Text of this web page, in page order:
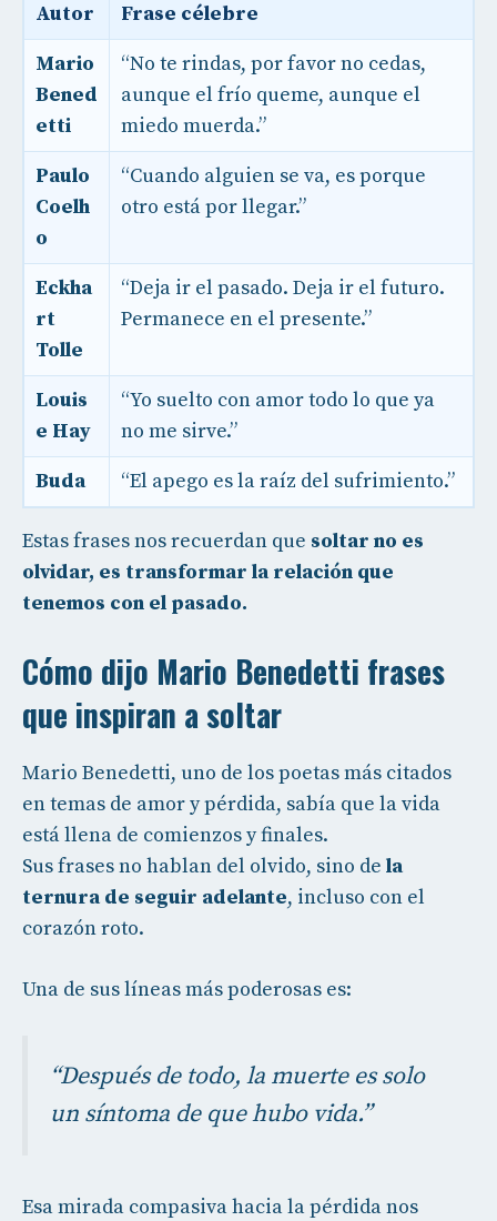
Autor
Frase célebre
Mario
Bened
etti
“No te rindas, por favor no cedas,
aunque el frío queme, aunque el
miedo muerda.”
Paulo
Coelh
o
“Cuando alguien se va, es porque
otro está por llegar.”
Eckha
rt
Tolle
“Deja ir el pasado. Deja ir el futuro.
Permanece en el presente.”
Louis
e Hay
“Yo suelto con amor todo lo que ya
no me sirve.”
Buda
“El apego es la raíz del sufrimiento.”
Estas frases nos recuerdan que soltar no es
olvidar, es transformar la relación que
tenemos con el pasado.
Cómo dijo Mario Benedetti frases
que inspiran a soltar
Mario Benedetti, uno de los poetas más citados
en temas de amor y pérdida, sabía que la vida
está llena de comienzos y finales.
Sus frases no hablan del olvido, sino de la
ternura de seguir adelante, incluso con el
corazón roto.
Una de sus líneas más poderosas es:
“Después de todo, la muerte es solo
un síntoma de que hubo vida.”
Esa mirada compasiva hacia la pérdida nos